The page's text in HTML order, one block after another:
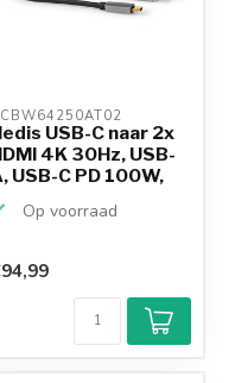
USB-C naar 2x
4K 30Hz, USB-
USB-C PD 100W,
Op voorraad